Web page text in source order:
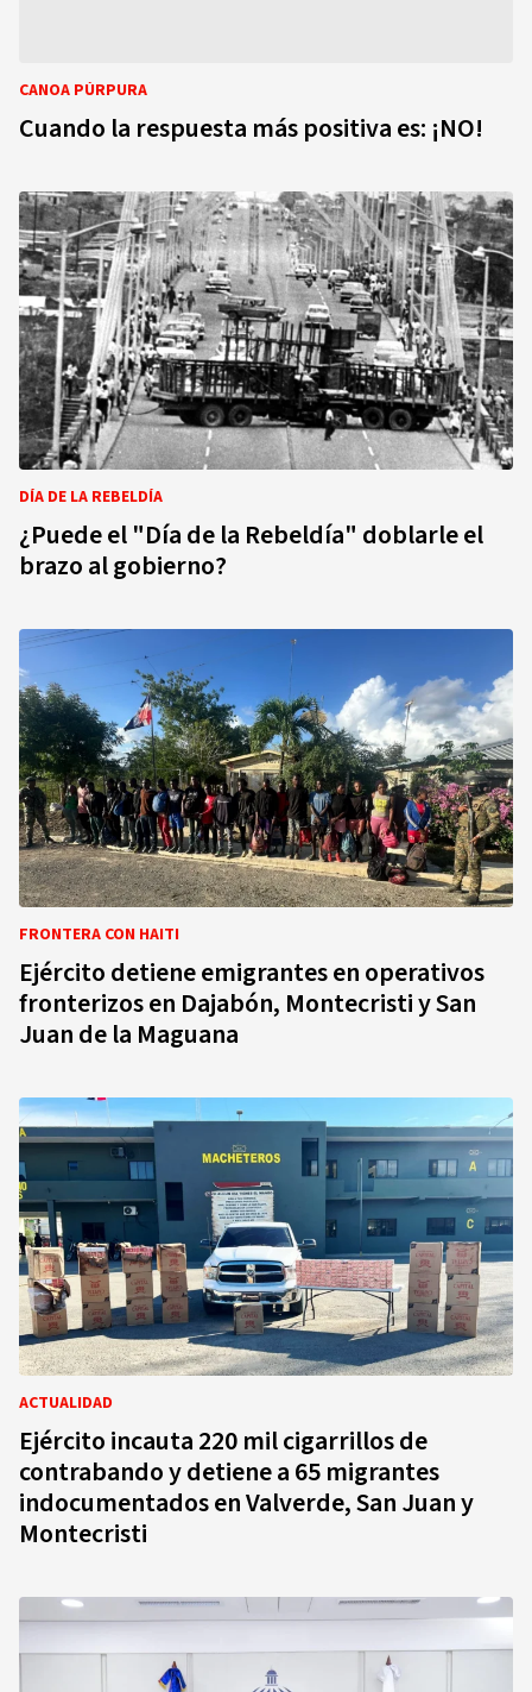
CANOA PÚRPURA
Cuando la respuesta más positiva es: ¡NO!
DÍA DE LA REBELDÍA
¿Puede el "Día de la Rebeldía" doblarle el
brazo al gobierno?
FRONTERA CON HAITI
Ejército detiene emigrantes en operativos
fronterizos en Dajabón, Montecristi y San
Juan de la Maguana
ACTUALIDAD
Ejército incauta 220 mil cigarrillos de
contrabando y detiene a 65 migrantes
indocumentados en Valverde, San Juan y
Montecristi